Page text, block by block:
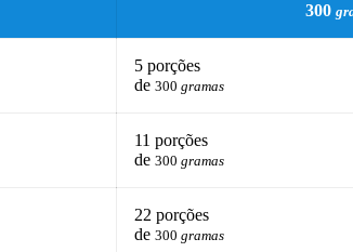
300
5 porções
de 300 gramas
11 porções
de 300 gramas
22 porções
de 300 gramas